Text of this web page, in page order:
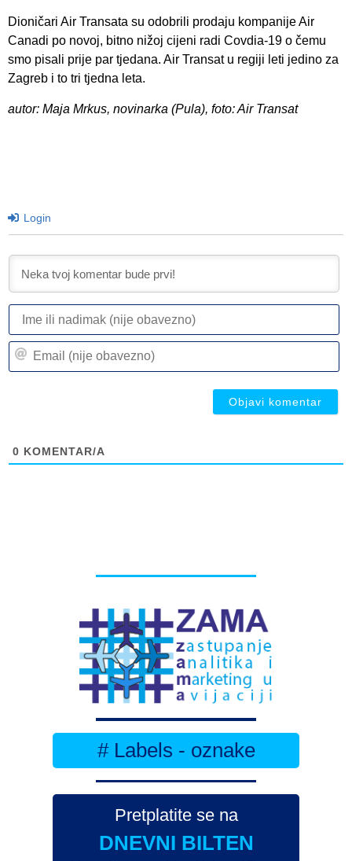
Dioničari Air Transata su odobrili prodaju kompanije Air
Canadi po novoj, bitno nižoj cijeni radi Covdia-19 o čemu
smo pisali prije par tjedana. Air Transat u regiji leti jedino za
Zagreb i to tri tjedna leta.
autor: Maja Mrkus, novinarka (Pula), foto: Air Transat
Login
0 KOMENTAR/A
# Labels - oznake
Pretplatite se na
DNEVNI BILTEN